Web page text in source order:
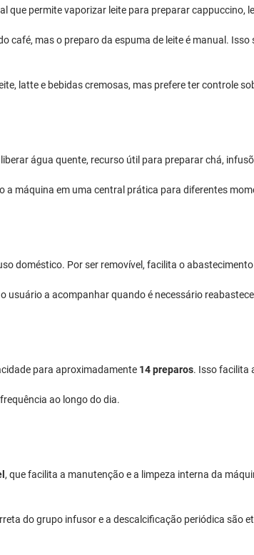
que permite vaporizar leite para preparar cappuccino,
mas o preparo da espuma de leite é manual.
latte e bebidas cremosas, mas prefere ter controle
água quente, recurso útil para preparar chá,
máquina em uma central prática para diferentes
doméstico. Por ser removível, facilita o abastecimento
usuário a acompanhar quando é necessário
para aproximadamente 14 preparos. Isso facilita
ao longo do dia.
, que facilita a manutenção e a limpeza interna da
do grupo infusor e a descalcificação periódica são